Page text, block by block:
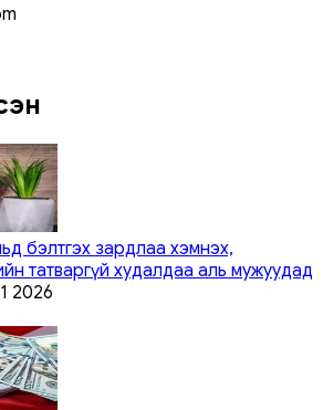
бэлтгэх зардлаа хэмнэх,
татваргүй худалдаа аль мужуудад
2026